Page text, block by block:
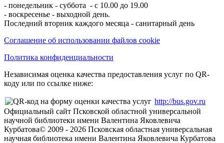
- понедельник - суббота - с 10.00 до 19.00
- воскресенье - выходной день.
Последний вторник каждого месяца - санитарный день
Соглашение об использовании файлов cookie
Политика конфиденциальности
Независимая оценка качества предоставления услуг по QR-
коду или по ссылке ниже:
http://bus.gov.ru
Официальный сайт Псковской областной универсальной
научной библиотеки имени Валентина Яковлевича
Курбатова© 2009 - 2026 Псковская областная универсальная
научная библиотека имени Валентина Яковлевича Курбатова